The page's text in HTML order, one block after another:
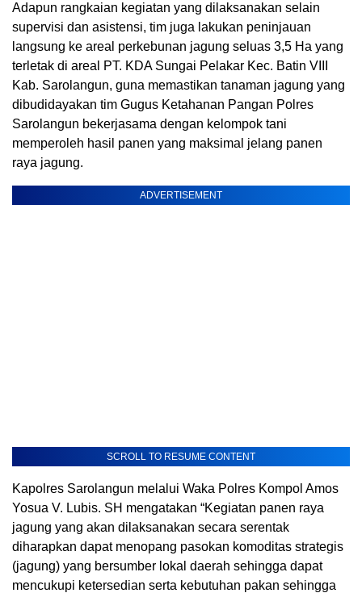
Adapun rangkaian kegiatan yang dilaksanakan selain
supervisi dan asistensi, tim juga lakukan peninjauan
langsung ke areal perkebunan jagung seluas 3,5 Ha yang
terletak di areal PT. KDA Sungai Pelakar Kec. Batin VIII
Kab. Sarolangun, guna memastikan tanaman jagung yang
dibudidayakan tim Gugus Ketahanan Pangan Polres
Sarolangun bekerjasama dengan kelompok tani
memperoleh hasil panen yang maksimal jelang panen
raya jagung.
ADVERTISEMENT
SCROLL TO RESUME CONTENT
Kapolres Sarolangun melalui Waka Polres Kompol Amos
Yosua V. Lubis. SH mengatakan “Kegiatan panen raya
jagung yang akan dilaksanakan secara serentak
diharapkan dapat menopang pasokan komoditas strategis
(jagung) yang bersumber lokal daerah sehingga dapat
mencukupi ketersedian serta kebutuhan pakan sehingga